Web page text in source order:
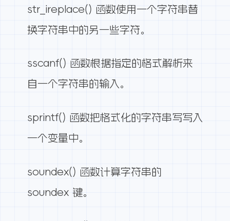
str_ireplace() 函数使用一个字符串替
换字符串中的另一些字符。
sscanf() 函数根据指定的格式解析来
自一个字符串的输入。
sprintf() 函数把格式化的字符串写写入
一个变量中。
soundex() 函数计算字符串的
soundex 键。